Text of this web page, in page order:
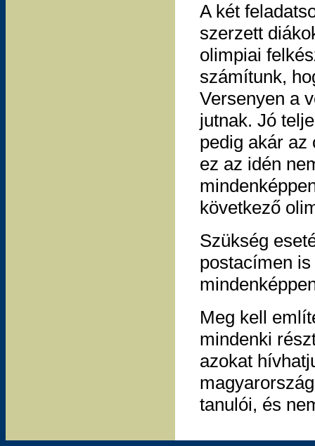
A két
szerzett
olimpiai
számítunk,
Versenyen a
jutnak. Jó
pedig akár az
ez az idén
következő
Szükség
postacímen
Meg kell
mindenki
azokat
tanulói, és